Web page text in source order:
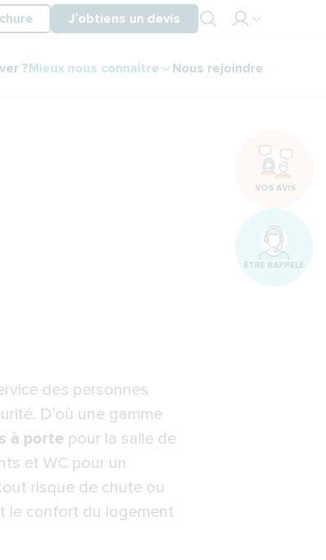
J’obtiens un devis
espace
?Mieux nous connaître Nous rejoindre
des personnes
D’où une gamme
à porte pour la salle de
et WC pour un
risque de chute ou
le confort du logement
VOS AVIS
ÊTRE RAPPELÉ